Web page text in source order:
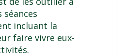
séances
incluant la
faire vivre eux-